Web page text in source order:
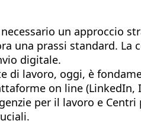
un approccio
una prassi standard.
digitale.
di lavoro, oggi, è
on line (LinkedIn,
per il lavoro e